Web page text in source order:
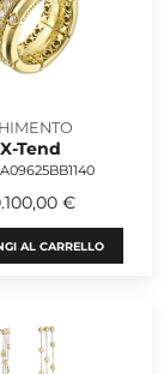
X-Tend
€
AL CARRELLO